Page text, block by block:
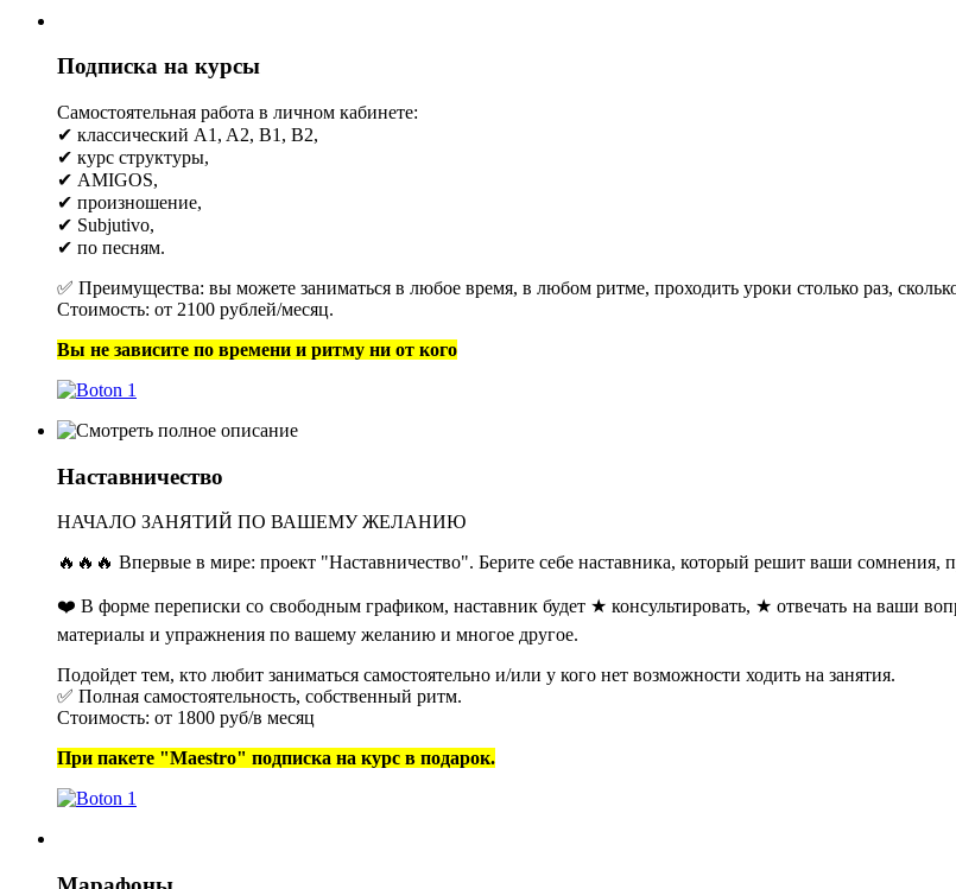
Подписка на курсы
Самостоятельная работа в личном кабинете:
✔ классический A1, A2, B1, B2,
✔ курс структуры,
✔ AMIGOS,
✔ произношение,
✔ Subjutivo,
✔ по песням.
✅ Преимущества: вы можете заниматься в любое время, в любом ритме, проходить уроки столько раз,
Стоимость: от 2100 рублей/месяц.
Вы не зависите по времени и ритму ни от кого
Наставничество
НАЧАЛО ЗАНЯТИЙ ПО ВАШЕМУ ЖЕЛАНИЮ
🔥🔥🔥 Впервые в мире: проект "Наставничество". Берите себе наставника, который решит ваши сомнения,
❤️ В форме переписки со свободным графиком, наставник будет ★ консультировать, ★ отвечать на ваши
материалы и упражнения по вашему желанию и многое другое.
Подойдет тем, кто любит заниматься самостоятельно и/или у кого нет возможности ходить на занятия.
✅ Полная самостоятельность, собственный ритм.
Стоимость: от 1800 руб/в месяц
При пакете "Maestro" подписка на курс в подарок.